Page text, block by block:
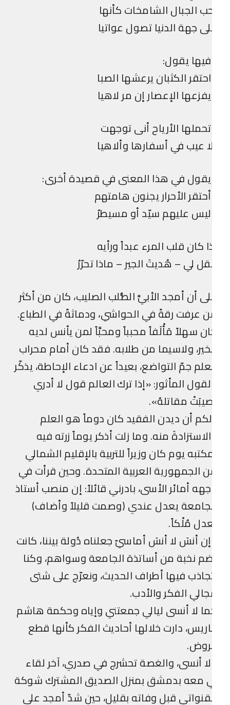
الجبال الشامخات كأنها
جهة الدنيا تصول عواتيا
يقول:
الكثبان يرعشها الصبا
الإعصار إن مر لاهيا
الأرياح أنى توجهت
عيب في أسفارها وألاهيا
في هذا المعنى في قصيدة أخرى:
الأحرار يجنون هامتهم
عليهم سيّد أو مسيطرُ
كان قلب المرء عبداً ورأيه
لي – هُديتَ الجير – ماذا تحرّرُ
أن أمجد الأبيَّ الصُّلب الصليب، كان من أكثر
عرفت رقةً في الحواشي، ودماثةً في الطباع.
سهلاً مَأْلَفاً محبباً ومحبَّاً لمن يأنس لديه
ولاسيما من طلابه. فقد كان أمام محراب
جمّ التواضع، بعيداً عن ادعاء الإحاطة، يذكّر
المأثور: «إذا ترك العالم قول لا أدري
مقاتلهُ».
أن ديدن الفقيد كان دوماً هو العلم
منه. وما زلت أذكر يوماً زرته فيه
يوم كان وزيراً للتربية بالإقليم الشمالي
الجمهورية العربية المتحدة. وحين قرأت في
أمائر الأسى، بادرني قائلاً: إن منصب أستاذ
يعدل عندي (وصمت قليلاً وأضاف)
مُلْكاً.
أنسَ لا أنسَ أماسيّ جعلناه دُولة بيننا، كانت
نخبة من أساتذة الجامعة وسواهم، وكنا
فيها أطراف الحديث، ونعرّج على شتى
الفكر والأدب.
لا أنسى ليالي جمعتني وإياه وحكمة هاشم
دارت خلالها أحاديث الفكر كأنها قطع
أنسى، والغصة تحشرج في صدري، آخر لقاء
معه بدمشق بمنزل الصديق المشترك شوكة
قبل وفاته بقليل، حين شدّ أمجد على